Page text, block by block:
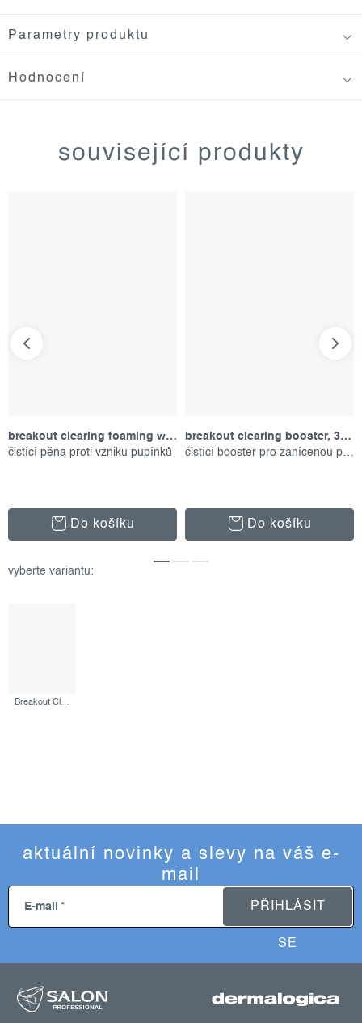
Parametry produktu
Hodnocení
související produkty
breakout clearing foaming wash, 177 ml
čistící pěna proti vzniku pupínků
Do košíku
breakout clearing booster, 30 ml
čistící booster pro zanícenou pleť
Do košíku
Breakout Clearing Kit, set produktů
aktuální novinky a slevy na váš e-
mail
E-mail PŘIHLÁSIT
SE